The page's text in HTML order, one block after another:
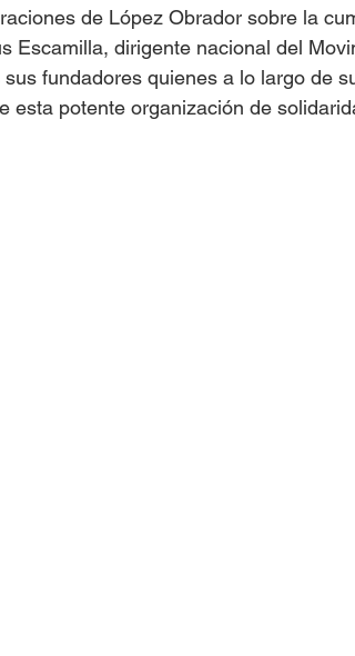
de López Obrador sobre la
Escamilla, dirigente nacional del
fundadores quienes a lo largo de
esta potente organización de